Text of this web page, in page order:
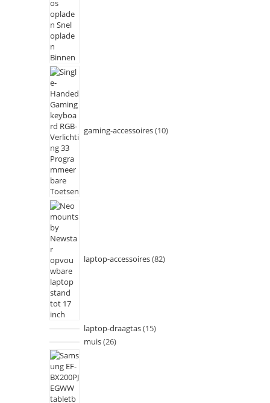
gaming-accessoires 10
laptop-accessoires 82
laptop-draagtas 15
muis 26